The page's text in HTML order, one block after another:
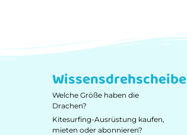
Wissensdrehscheibe
Welche Größe haben die
Drachen?
Kitesurfing-Ausrüstung kaufen,
mieten oder abonnieren?